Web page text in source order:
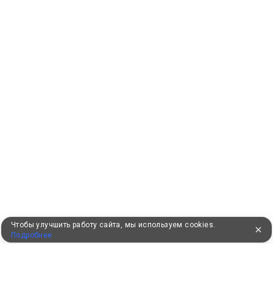
Чтобы улучшить работу сайта, мы используем cookies.
Подробнее